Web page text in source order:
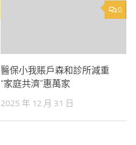
0
醫保小我賬戶森和診所減重
“家庭共濟”惠萬家
2025 年 12 月 31 日